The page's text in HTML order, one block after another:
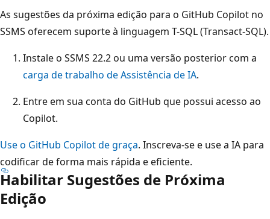
As sugestões da próxima edição para o GitHub Copilot no
SSMS oferecem suporte à linguagem T-SQL (Transact-SQL).
Instale o SSMS 22.2 ou uma versão posterior com a
carga de trabalho de Assistência de IA.
Entre em sua conta do GitHub que possui acesso ao
Copilot.
Use o GitHub Copilot de graça. Inscreva-se e use a IA para
codificar de forma mais rápida e eficiente.
Habilitar Sugestões de Próxima
Edição